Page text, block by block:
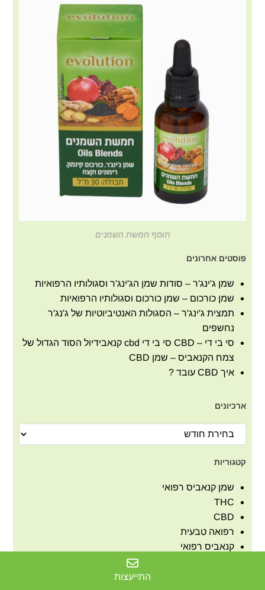
תוסף חמשת השמנים
פוסטים אחרונים
שמן ג'ינג'ר – סודות שמן הג'ינג'ר וסגולותיו הרפואיות
שמן כורכום – שמן כורכום וסגולותיו הרפואיות
תמצית ג'ינג'ר – הסגולות האנטיביוטיות של ג'נג'ר
נחשפים
סי בי די – CBD סי בי די cbd קנאבידיול הסוד הגדול של
צמח הקנאביס – שמן CBD
איך CBD עובד ?
ארכיונים
קטגוריות
שמן קנאביס רפואי
THC
CBD
רפואה טבעית
קנאביס רפואי
התייעצות